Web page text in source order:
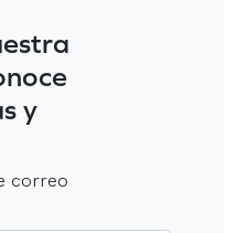
y
correo